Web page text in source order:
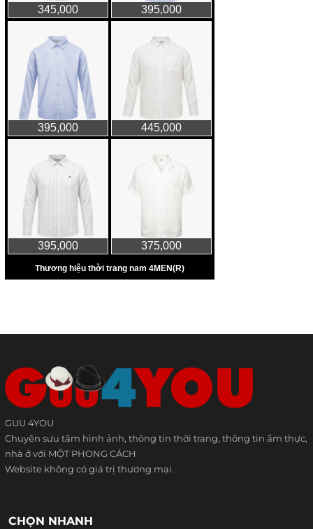
GUU 4YOU
Chuyên sưu tầm hình ảnh, thông tin thời trang, thông tin ẩm thực,
nhà ở với MỘT PHONG CÁCH
Website không có giá trị thương mại.
CHỌN NHANH